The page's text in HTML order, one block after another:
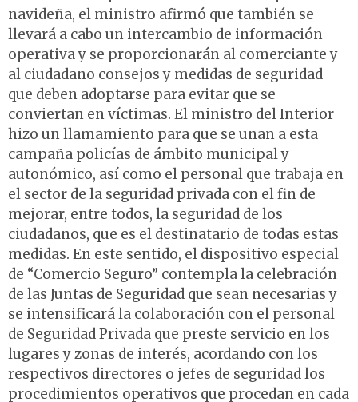
navideña, el ministro afirmó que también se
llevará a cabo un intercambio de información
operativa y se proporcionarán al comerciante y
al ciudadano consejos y medidas de seguridad
que deben adoptarse para evitar que se
conviertan en víctimas. El ministro del Interior
hizo un llamamiento para que se unan a esta
campaña policías de ámbito municipal y
autonómico, así como el personal que trabaja en
el sector de la seguridad privada con el fin de
mejorar, entre todos, la seguridad de los
ciudadanos, que es el destinatario de todas estas
medidas. En este sentido, el dispositivo especial
de “Comercio Seguro” contempla la celebración
de las Juntas de Seguridad que sean necesarias y
se intensificará la colaboración con el personal
de Seguridad Privada que preste servicio en los
lugares y zonas de interés, acordando con los
respectivos directores o jefes de seguridad los
procedimientos operativos que procedan en cada